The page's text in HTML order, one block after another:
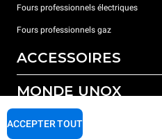
Fours professionnels électriques
Fours professionnels gaz
ACCESSOIRES
Tous les accessoires
Détergents pour lavage automatique
Détergents pour lavage manuel
MONDE UNOX
Nos bureaux dans le monde
SUPPORT
ACCEPTER TOUT